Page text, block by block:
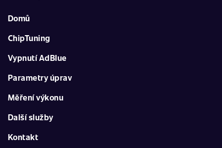
Domů
ChipTuning
Vypnutí AdBlue
Parametry úprav
Měření výkonu
Další služby
Kontakt